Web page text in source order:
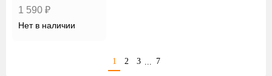
1 590 ₽
Нет в наличии
1 2 3 ... 7